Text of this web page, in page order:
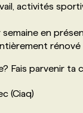
activités
en
rénové
Fais parvenir ta
(Ciaq)